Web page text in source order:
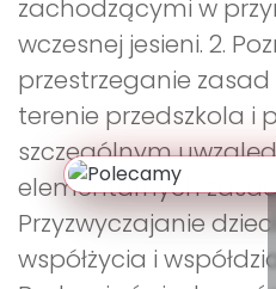
zachodzącymi w
wczesnej jesieni. 2.
przestrzeganie
terenie przedszkola i
szczególnym
elementarnych
Przyzwyczajanie
współżycia i